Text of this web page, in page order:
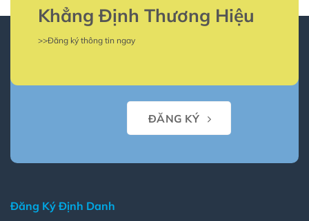
sao
doanh
nghiệp
thực
Khẳng Định Thương Hiệu
>>Đăng ký thông tin ngay
ĐĂNG KÝ
Đăng Ký Định Danh